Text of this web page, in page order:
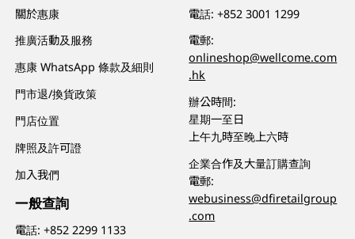
關於惠康
推廣活動及服務
惠康 WhatsApp 條款及細則
門市退/換貨政策
門店位置
牌照及許可證
加入我們
一般查詢
電話:+852 2299 1133
電話:+852 3001 1299
電郵:
onlineshop@wellcome.com
.hk
辦公時間:
星期一至日
上午九時至晚上六時
企業合作及大量訂購查詢
電郵:
webusiness@dfiretailgroup
.com